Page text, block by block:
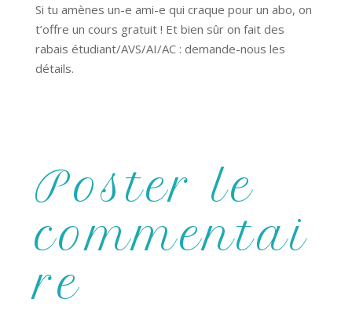
Si tu amènes un-e ami-e qui craque pour un abo, on
t’offre un cours gratuit ! Et bien sûr on fait des
rabais étudiant/AVS/AI/AC : demande-nous les
détails.
Poster le
commentai
re